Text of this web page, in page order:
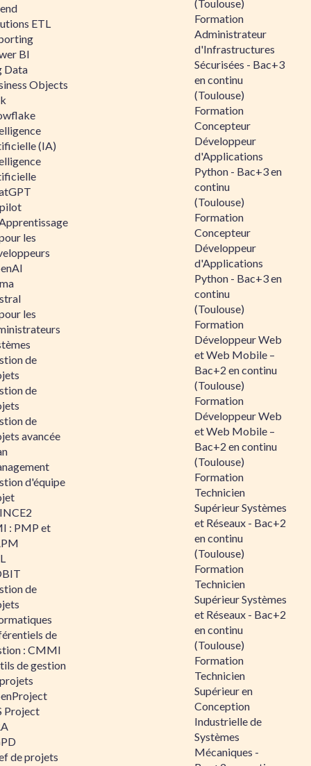
ETL
BI
Data
Objects
(IA)
les
les
de
de
de
avancée
d'équipe
: PMP et
de
de
: CMMI
de gestion
Project
de projets
(Toulouse)
Formation
Administrateur
d'Infrastructures
Sécurisées - Bac+3
en continu
(Toulouse)
Formation
Concepteur
Développeur
d'Applications
Python - Bac+3 en
continu
(Toulouse)
Formation
Concepteur
Développeur
d'Applications
Python - Bac+3 en
continu
(Toulouse)
Formation
Développeur Web
et Web Mobile –
Bac+2 en continu
(Toulouse)
Formation
Développeur Web
et Web Mobile –
Bac+2 en continu
(Toulouse)
Formation
Technicien
Supérieur Systèmes
et Réseaux - Bac+2
en continu
(Toulouse)
Formation
Technicien
Supérieur Systèmes
et Réseaux - Bac+2
en continu
(Toulouse)
Formation
Technicien
Supérieur en
Conception
Industrielle de
Systèmes
Mécaniques -